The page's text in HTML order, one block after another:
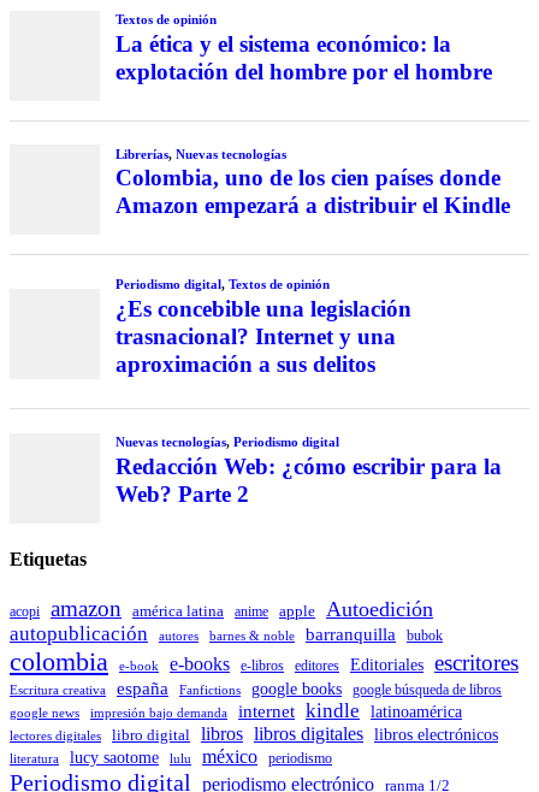
Textos de opinión
La ética y el sistema económico: la
explotación del hombre por el hombre
Librerías, Nuevas tecnologías
Colombia, uno de los cien países donde
Amazon empezará a distribuir el Kindle
Periodismo digital, Textos de opinión
¿Es concebible una legislación
trasnacional? Internet y una
aproximación a sus delitos
Nuevas tecnologías, Periodismo digital
Redacción Web: ¿cómo escribir para la
Web? Parte 2
Etiquetas
acopi amazon américa latina anime apple Autoedición
autopublicación autores barnes & noble barranquilla bubok
colombia e-book e-books e-libros editores Editoriales escritores
Escritura creativa españa Fanfictions google books google búsqueda de libros
google news impresión bajo demanda internet kindle latinoamérica
lectores digitales libro digital libros libros digitales libros electrónicos
literatura lucy saotome lulu méxico periodismo
Periodismo digital periodismo electrónico ranma 1/2